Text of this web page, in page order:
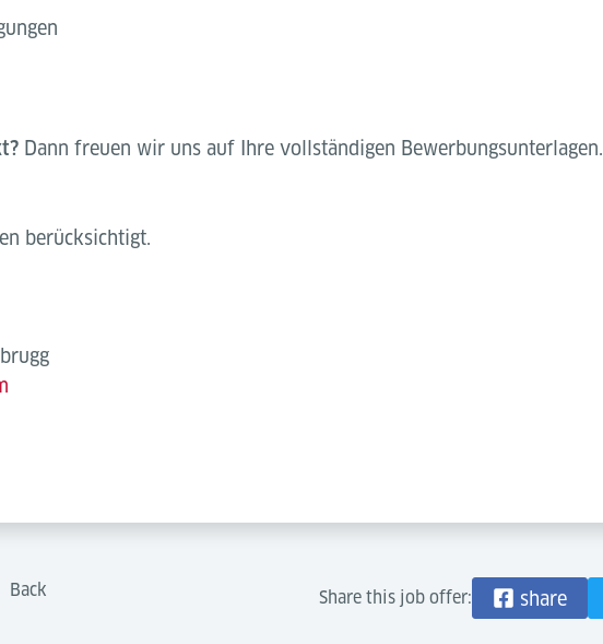
Dann freuen wir uns auf Ihre vollständigen Bewerbungsunterlagen.
berücksichtigt.
Back Share this job offer: share